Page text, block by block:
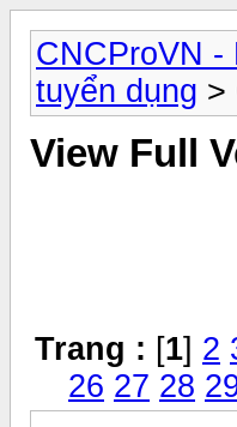
CNCProVN -
tuyển dụng >
View Full
Trang : [1] 2
26 27 28